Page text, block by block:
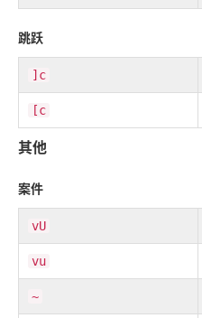
跳跃
]c
[c
其他
案件
vU
vu
~